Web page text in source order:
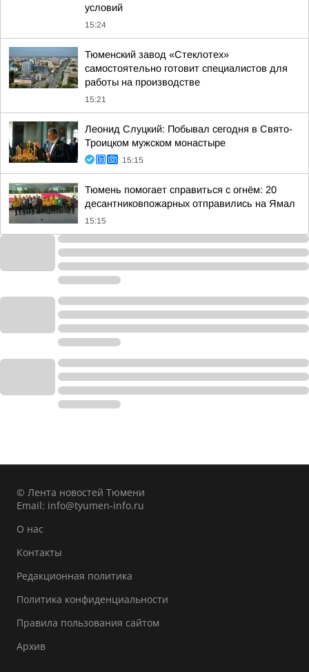
условий
15:24
Тюменский завод «Стеклотех»
самостоятельно готовит специалистов для
работы на производстве
15:21
Леонид Слуцкий: Побывал сегодня в Свято-
Троицком мужском монастыре
15:15
Тюмень помогает справиться с огнём: 20
десантниковпожарных отправились на Ямал
15:15
© Лента новостей Тюмени
Email: info@tyumen-info.ru
О нас
Контакты
Редакционная политика
Политика конфиденциальности
Правила пользования сайтом
Архив